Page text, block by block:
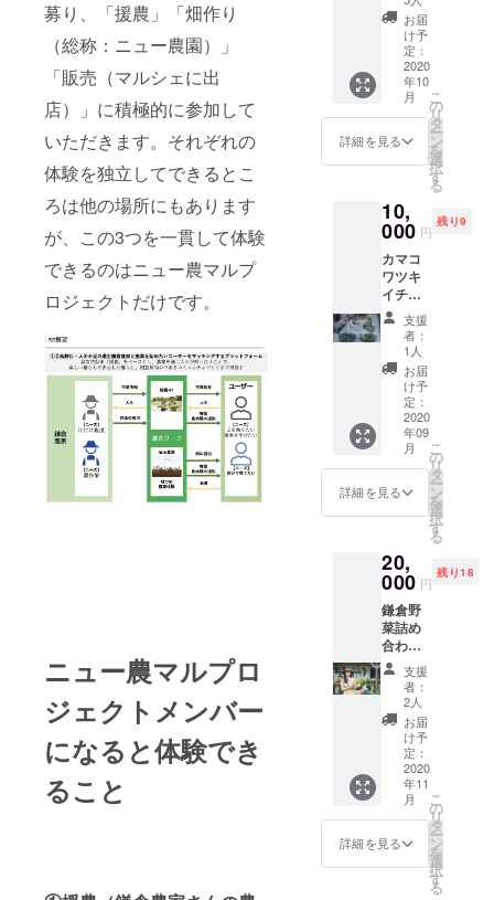
募り、「援農」「畑作り
（総称：ニュー農園）」
「販売（マルシェに出
店）」に積極的に参加して
いただきます。それぞれの
体験を独立してできるとこ
ろは他の場所にもあります
が、この3つを一貫して体験
できるのはニュー農マルプ
ロジェクトだけです。
ニュー農マルプロ
ジェクトメンバー
になると体験でき
ること
倉〜鵠
沼付
近） ■
参加人
数：5名
×4ヶ月
※会場ま
での交
りま
す。予
めご了
承くだ
さい。
[日程調
整に関
して] 複
数候補
日を設
定し、
その中
からお
選び頂
く流れ
となり
ます。
も参加
できな
は、別
途相談
の上調
整いた
しま
す）
農業体
施可能
期間：
9月ｰ12
月の間
での2日
を想
定 1日
受け入
人数5名
×2日間
を想定
■所要時
間：2時
間 ■開
催場
所：鎌
倉市関
谷地区
※会場ま
での交
通費は
自己負
担とな
りま
す。予
[日程調
整に関
して] 複
数候補
日を設
定し、
その中
からお
選び頂
く流れ
となり
ます。
（候補
日にど
うして
も参加
できな
お届
け予
定：
2020
年10
月
詳細を見る
こ
の
リ
タ
ー
ン
を
選
択
す
る
10,
000 円
残り9
カマコ
ワツキ
イチマ
ルシェ
1日出店
券
￥10,00
0 ■開催
日：毎
月第4水
曜日
09:00-
15:00（
日程、
は変更
になる
可能性
がござ
いま
す） ■
利用可
能期
間：9
月ｰ12月
（ご希
望の月
をお選
びいた
だきま
す） ■
開催場
支援
者：
1人
お届
け予
定：
2020
年09
月
詳細を見る
こ
の
リ
タ
ー
ン
を
選
択
す
る
20,
000 円
残り18
鎌倉野
菜詰め
合わせ2
回 ■発
送内
容： 2
枚目の
写真が1
回の発
送容量
イメー
ジで
す。
支援
者：
2人
お届
け予
定：
2020
年11
月
詳細を見る
こ
の
リ
タ
ー
ン
を
選
択
す
る